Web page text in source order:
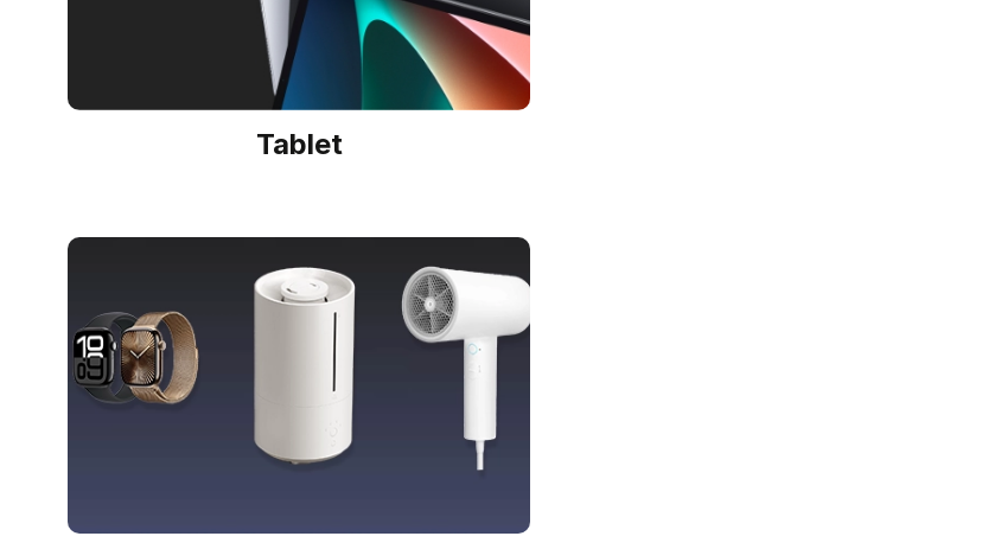
Tablet